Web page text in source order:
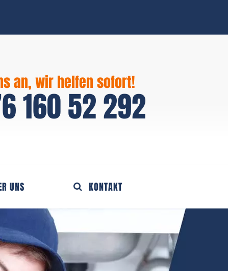
an, wir helfen sofort!
160 52 292
UNS KONTAKT